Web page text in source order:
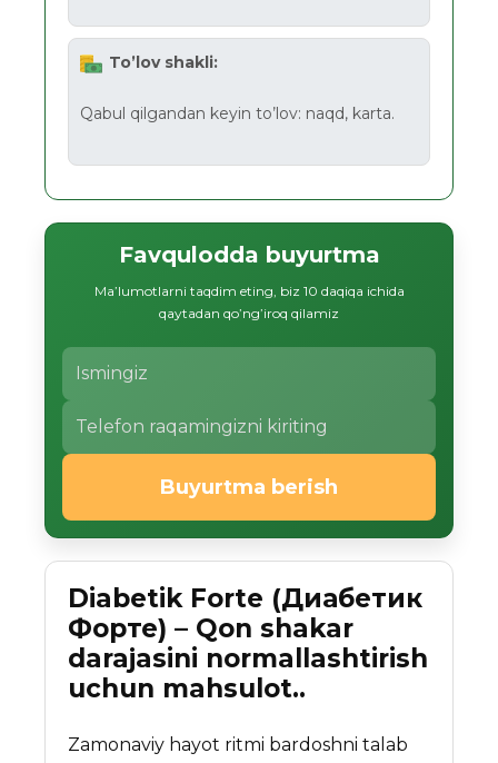
To’lov shakli:
Qabul qilgandan keyin to’lov: naqd, karta.
Favqulodda buyurtma
Ma’lumotlarni taqdim eting, biz 10 daqiqa ichida
qaytadan qo’ng’iroq qilamiz
Buyurtma berish
Diabetik Forte (Диабетик
Форте) – Qon shakar
darajasini normallashtirish
uchun mahsulot..
Zamonaviy hayot ritmi bardoshni talab